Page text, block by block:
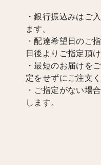
・銀行振込みはご
ます。
・配達希望日のご
日後よりご指定頂け
・最短のお届けを
定をせずにご注文く
・ご指定がない場
します。